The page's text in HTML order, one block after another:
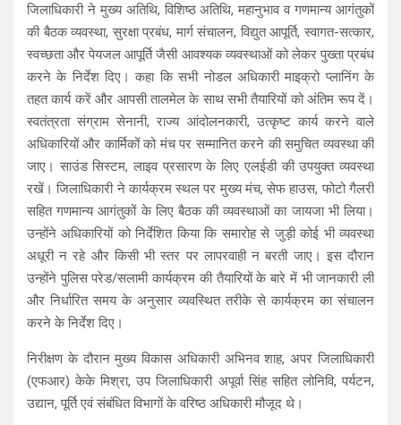
जिलाधिकारी ने मुख्य अतिथि, विशिष्ठ अतिथि, महानुभाव व गणमान्य आगंतुकों
की बैठक व्यवस्था, सुरक्षा प्रबंध, मार्ग संचालन, विद्युत आपूर्ति, स्वागत-सत्कार,
स्वच्छता और पेयजल आपूर्ति जैसी आवश्यक व्यवस्थाओं को लेकर पुख्ता प्रबंध
करने के निर्देश दिए। कहा कि सभी नोडल अधिकारी माइक्रो प्लानिंग के
तहत कार्य करें और आपसी तालमेल के साथ सभी तैयारियों को अंतिम रूप दें।
स्वतंत्रता संग्राम सेनानी, राज्य आंदोलनकारी, उत्कृष्ट कार्य करने वाले
अधिकारियों और कार्मिकों को मंच पर सम्मानित करने की समुचित व्यवस्था की
जाए। साउंड सिस्टम, लाइव प्रसारण के लिए एलईडी की उपयुक्त व्यवस्था
रखें। जिलाधिकारी ने कार्यक्रम स्थल पर मुख्य मंच, सेफ हाउस, फोटो गैलरी
सहित गणमान्य आगंतुकों के लिए बैठक की व्यवस्थाओं का जायजा भी लिया।
उन्होंने अधिकारियों को निर्देशित किया कि समारोह से जुड़ी कोई भी व्यवस्था
अधूरी न रहे और किसी भी स्तर पर लापरवाही न बरती जाए। इस दौरान
उन्होंने पुलिस परेड/सलामी कार्यक्रम की तैयारियों के बारे में भी जानकारी ली
और निर्धारित समय के अनुसार व्यवस्थित तरीके से कार्यक्रम का संचालन
करने के निर्देश दिए।
निरीक्षण के दौरान मुख्य विकास अधिकारी अभिनव शाह, अपर जिलाधिकारी
(एफआर) केके मिश्रा, उप जिलाधिकारी अपूर्वा सिंह सहित लोनिवि, पर्यटन,
उद्यान, पूर्ति एवं संबंधित विभागों के वरिष्ठ अधिकारी मौजूद थे।